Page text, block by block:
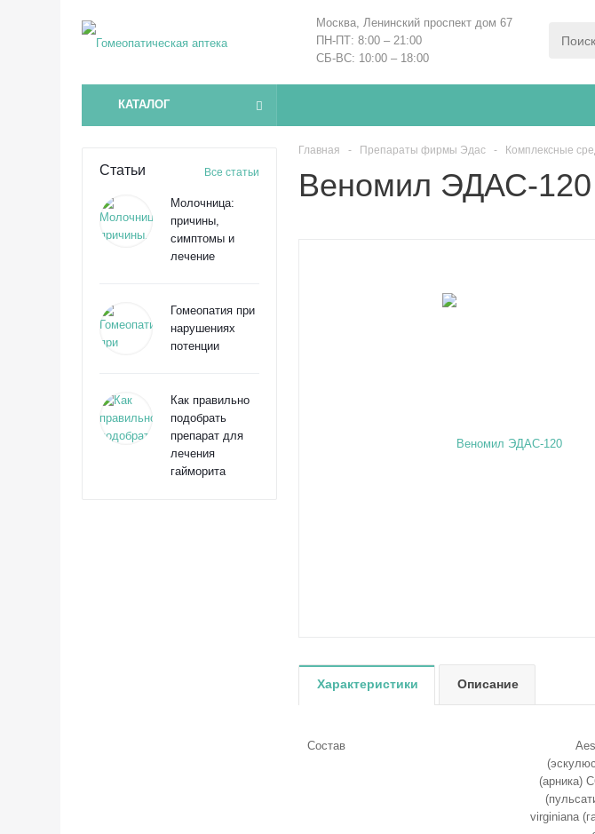
Москва, Ленинский проспект дом 67
ПН-ПТ: 8:00 – 21:00
СБ-ВС: 10:00 – 18:00
КАТАЛОГ
Статьи Все статьи
Молочница:
причины,
симптомы и
лечение
Гомеопатия при
нарушениях
потенции
Как правильно
подобрать
препарат для
лечения
гайморита
Главная - Препараты фирмы Эдас - Комплексные
Веномил ЭДАС-120
Характеристики Описание
Состав
(арника)
virginiana